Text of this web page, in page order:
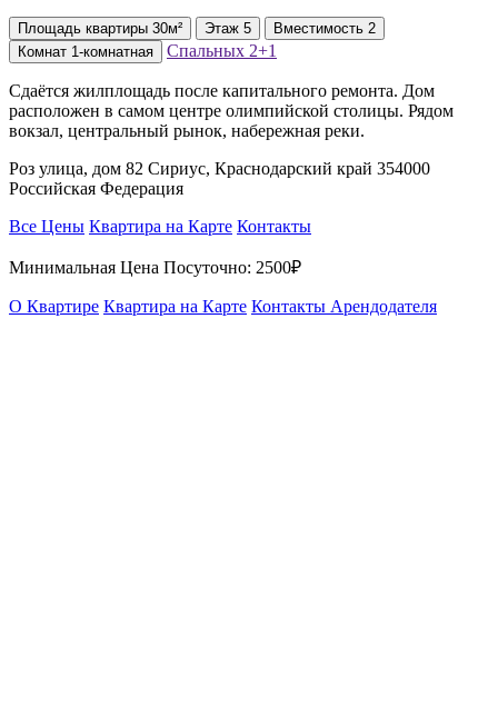
Площадь квартиры 30м² Этаж 5 Вместимость 2
Комнат 1-комнатная Спальных 2+1
Сдаётся жилплощадь после капитального ремонта. Дом
расположен в самом центре олимпийской столицы. Рядом
вокзал, центральный рынок, набережная реки.
Роз улица, дом 82 Сириус, Краснодарский край 354000
Российская Федерация
Все Цены Квартира на Карте Контакты
Минимальная Цена Посуточно: 2500₽
О Квартире Квартира на Карте Контакты Арендодателя